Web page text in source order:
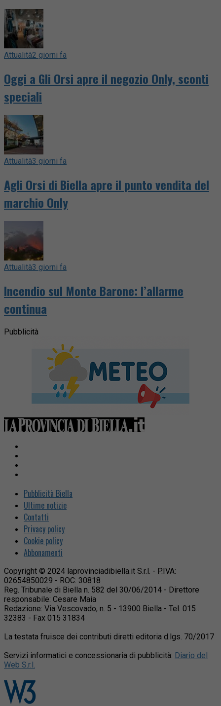
Attualità2 giorni fa
Oggi a Gli Orsi apre il negozio Only, sconti
speciali
Attualità3 giorni fa
Agli Orsi di Biella apre il punto vendita del
marchio Only
Attualità3 giorni fa
Incendio sul Monte Barone: l’allarme
continua
Pubblicità
Pubblicità Biella
Ultime notizie
Contatti
Privacy policy
Cookie policy
Abbonamenti
Copyright © 2024 laprovinciadibiella.it S.r.l. - P.IVA:
02654850029 - ROC: 30818
Reg. Tribunale di Biella n. 582 del 30/06/2014 - Direttore
responsabile: Cesare Maia
Redazione: Via Vescovado, n. 5 - 13900 Biella - Tel. 015
32383 - Fax 015 31834
La testata fruisce dei contributi diretti editoria d.lgs. 70/2017
Servizi informatici e concessionaria di pubblicità: Diario del
Web S.r.l.